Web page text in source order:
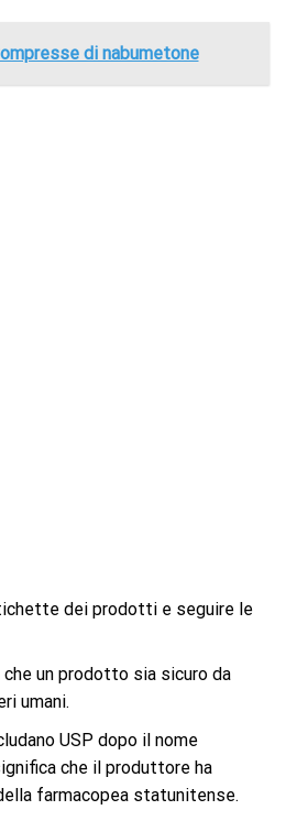
di nabumetone
dei prodotti e seguire le
che un prodotto sia sicuro da
umani.
USP dopo il nome
che il produttore ha
farmacopea statunitense.